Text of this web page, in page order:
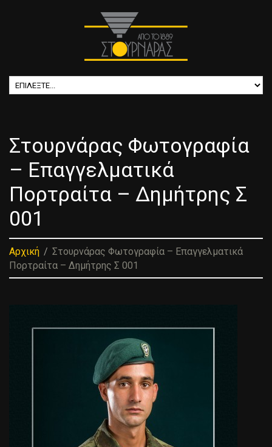
Στουρνάρας Φωτογραφία
– Επαγγελματικά
Πορτραίτα – Δημήτρης Σ
001
Αρχική
Στουρνάρας Φωτογραφία – Επαγγελματικά
Πορτραίτα – Δημήτρης Σ 001